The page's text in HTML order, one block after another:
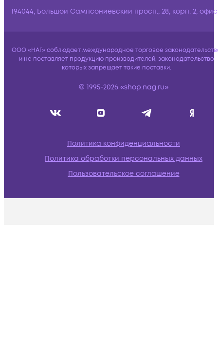
194044, Большой Сампсониевский просп., 28, корп. 2,
ООО «НАГ» соблюдает международное торговое
и не поставляет продукцию производителей, законодательство
которых запрещает такие поставки.
© 1995-2026 «shop.nag.ru»
Политика конфиденциальности
Политика обработки персональных данных
Пользовательское соглашение